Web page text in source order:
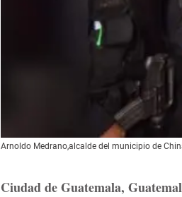
Arnoldo Medrano,alcalde del municipio de
Ciudad de Guatemala,